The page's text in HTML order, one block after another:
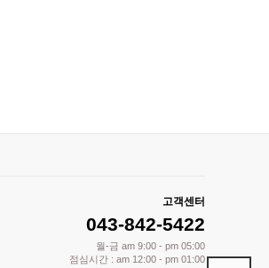
고객센터
043-842-5422
월-금 am 9:00 - pm 05:00
점심시간 : am 12:00 - pm 01:00